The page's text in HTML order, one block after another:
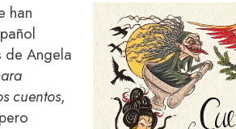
han
de Angela
cuentos,